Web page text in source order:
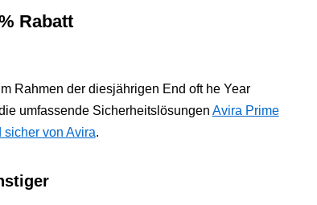
Rabatt
Im Rahmen der diesjährigen End oft he Year
umfassende Sicherheitslösungen Avira Prime
von Avira.